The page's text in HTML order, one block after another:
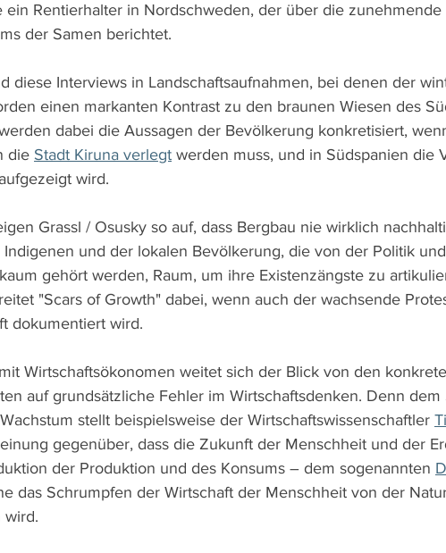
ein Rentierhalter in Nordschweden, der über die
der Samen berichtet.
diese Interviews in Landschaftsaufnahmen, bei denen der
einen markanten Kontrast zu den braunen Wiesen des
dabei die Aussagen der Bevölkerung konkretisiert,
die Stadt Kiruna verlegt werden muss, und in Südspanien die
wird.
Grassl / Osusky so auf, dass Bergbau nie wirklich
Indigenen und der lokalen Bevölkerung, die von der Politik
gehört werden, Raum, um ihre Existenzängste zu
"Scars of Growth" dabei, wenn auch der wachsende
dokumentiert wird.
Wirtschaftsökonomen weitet sich der Blick von den
auf grundsätzliche Fehler im Wirtschaftsdenken. Denn
stellt beispielsweise der Wirtschaftswissenschaftler
gegenüber, dass die Zukunft der Menschheit und der
der Produktion und des Konsums – dem sogenannten
das Schrumpfen der Wirtschaft der Menschheit von der
wird.